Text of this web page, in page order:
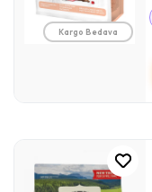
Kargo Bedava